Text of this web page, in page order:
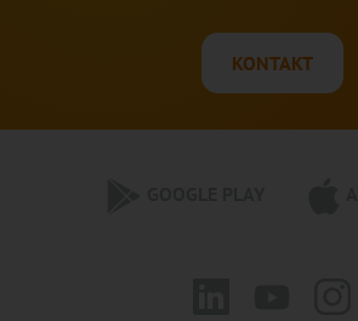
KONTAKT